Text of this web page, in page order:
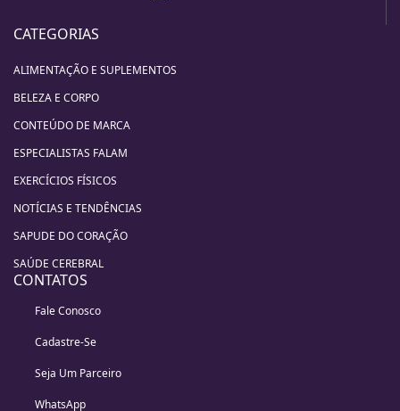
CATEGORIAS
ALIMENTAÇÃO E SUPLEMENTOS
BELEZA E CORPO
CONTEÚDO DE MARCA
ESPECIALISTAS FALAM
EXERCÍCIOS FÍSICOS
NOTÍCIAS E TENDÊNCIAS
SAPUDE DO CORAÇÃO
SAÚDE CEREBRAL
CONTATOS
Fale Conosco
Cadastre-Se
Seja Um Parceiro
WhatsApp